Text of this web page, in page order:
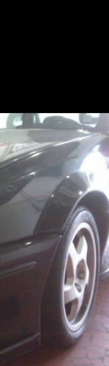
https://mundofixa.com.br/unico-no-brasil-lotus-omega-foi-visto-pela-ultima-vez-em-sp-com-apenas-18-mil-km-rodados/